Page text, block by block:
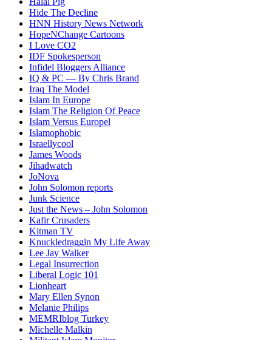
Hide The Decline
HNN History News Network
HopeNChange Cartoons
I Love CO2
IDF Spokesperson
Infidel Bloggers Alliance
IQ & PC — By Chris Brand
Iraq The Model
Islam In Europe
Islam The Religion Of Peace
Islam Versus Europel
Islamophobic
Israellycool
James Woods
Jihadwatch
JoNova
John Solomon reports
Junk Science
Just the News – John Solomon
Kafir Crusaders
Kitman TV
Knuckledraggin My Life Away
Lee Jay Walker
Legal Insurrection
Liberal Logic 101
Lionheart
Mary Ellen Synon
Melanie Philips
MEMRIblog Turkey
Michelle Malkin